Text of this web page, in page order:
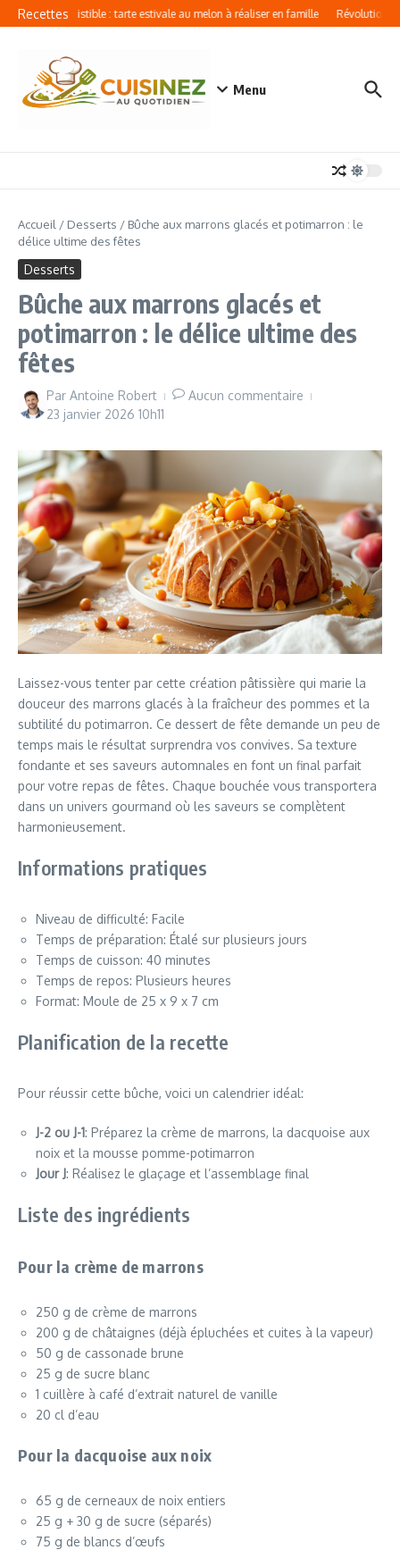
Aller au contenu
Recettes
Recette irrésistible : tarte estivale au melon à réaliser en famille
Menu
Accueil / Desserts / Bûche aux marrons glacés et potimarron : le
délice ultime des fêtes
Desserts
Bûche aux marrons glacés et
potimarron : le délice ultime des
fêtes
Par Antoine Robert
Aucun commentaire
23 janvier 2026 10h11
Laissez-vous tenter par cette création pâtissière qui marie la
douceur des marrons glacés à la fraîcheur des pommes et la
subtilité du potimarron. Ce dessert de fête demande un peu de
temps mais le résultat surprendra vos convives. Sa texture
fondante et ses saveurs automnales en font un final parfait
pour votre repas de fêtes. Chaque bouchée vous transportera
dans un univers gourmand où les saveurs se complètent
harmonieusement.
Informations pratiques
Niveau de difficulté: Facile
Temps de préparation: Étalé sur plusieurs jours
Temps de cuisson: 40 minutes
Temps de repos: Plusieurs heures
Format: Moule de 25 x 9 x 7 cm
Planification de la recette
Pour réussir cette bûche, voici un calendrier idéal:
J-2 ou J-1: Préparez la crème de marrons, la dacquoise aux
noix et la mousse pomme-potimarron
Jour J: Réalisez le glaçage et l’assemblage final
Liste des ingrédients
Pour la crème de marrons
250 g de crème de marrons
200 g de châtaignes (déjà épluchées et cuites à la vapeur)
50 g de cassonade brune
25 g de sucre blanc
1 cuillère à café d’extrait naturel de vanille
20 cl d’eau
Pour la dacquoise aux noix
65 g de cerneaux de noix entiers
25 g + 30 g de sucre (séparés)
75 g de blancs d’œufs